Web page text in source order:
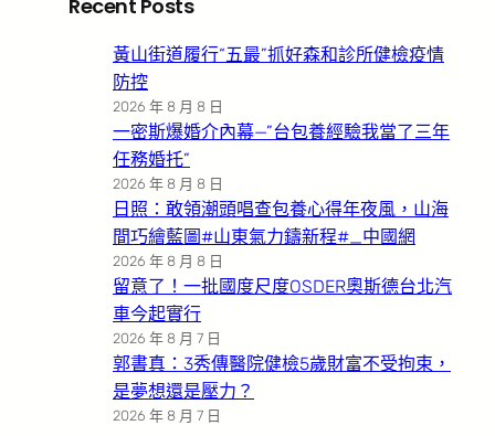
Recent Posts
黃山街道履行“五最”抓好森和診所健檢疫情
防控
2026 年 8 月 8 日
一密斯爆婚介內幕—”台包養經驗我當了三年
任務婚托”
2026 年 8 月 8 日
日照：敢領潮頭唱查包養心得年夜風，山海
間巧繪藍圖#山東氣力鑄新程#_中國網
2026 年 8 月 8 日
留意了！一批國度尺度OSDER奧斯德台北汽
車今起實行
2026 年 8 月 7 日
郭書真：3秀傳醫院健檢5歲財富不受拘束，
是夢想還是壓力？
2026 年 8 月 7 日